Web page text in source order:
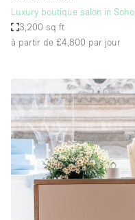
Luxury boutique salon in Soho
3,200 sq ft
à partir de £4,800 par jour